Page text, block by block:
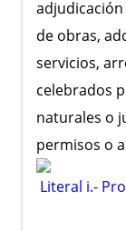
de obras,
servicios,
celebrados
naturales o
permisos o
Literal i.-